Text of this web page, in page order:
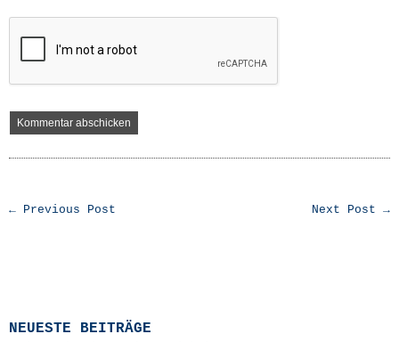
← Previous Post Next Post →
NEUESTE BEITRÄGE